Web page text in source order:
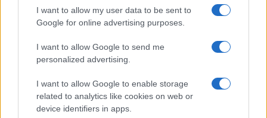
I want to allow my user data to be sent to
Google for online advertising purposes.
I want to allow Google to send me
personalized advertising.
I want to allow Google to enable storage
related to analytics like cookies on web or
device identifiers in apps.
Lucía Fernández · 3 Ago 2026